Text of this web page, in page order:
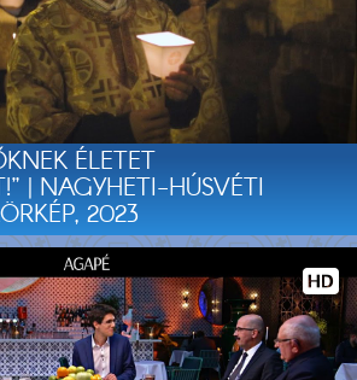
ÉLETET
| NAGYHETI-HÚSVÉTI
2023